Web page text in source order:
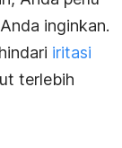
inginkan.
iritasi
terlebih